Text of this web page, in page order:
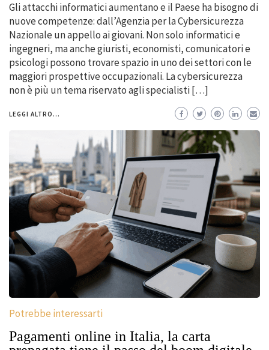
Gli attacchi informatici aumentano e il Paese ha bisogno di
nuove competenze: dall’Agenzia per la Cybersicurezza
Nazionale un appello ai giovani. Non solo informatici e
ingegneri, ma anche giuristi, economisti, comunicatori e
psicologi possono trovare spazio in uno dei settori con le
maggiori prospettive occupazionali. La cybersicurezza
non è più un tema riservato agli specialisti […]
LEGGI ALTRO...
Potrebbe interessarti
Pagamenti online in Italia, la carta